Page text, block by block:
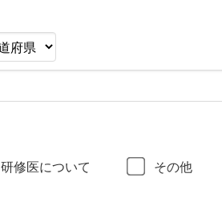
研修医について その他